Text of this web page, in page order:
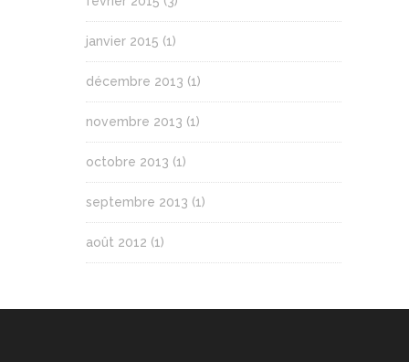
janvier 2015 (1)
décembre 2013 (1)
novembre 2013 (1)
octobre 2013 (1)
septembre 2013 (1)
août 2012 (1)